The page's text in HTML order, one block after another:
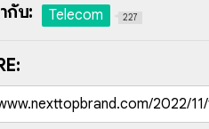
กับ: Telecom 227